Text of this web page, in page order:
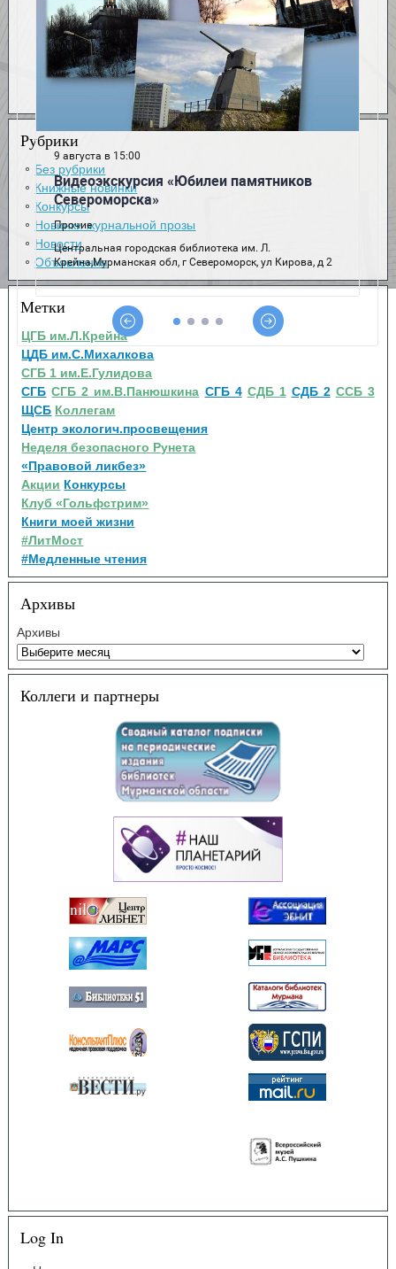
Рубрики
Без рубрики
Книжные новинки
Конкурсы
Новинки журнальной прозы
Новости
Объявления
Метки
ЦГБ им.Л.Крейна
ЦДБ им.С.Михалкова
СГБ 1 им.Е.Гулидова
СГБ СГБ 2 им.В.Панюшкина СГБ 4 СДБ 1 СДБ 2 ССБ 3
ЩСБ Коллегам
Центр экологич.просвещения
Неделя безопасного Рунета
«Правовой ликбез»
Акции Конкурсы
Клуб «Гольфстрим»
Книги моей жизни
#ЛитМост
#Медленные чтения
Архивы
Архивы
Коллеги и партнеры
Log In